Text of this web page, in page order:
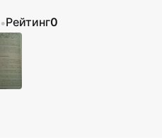
•Рейтинг0